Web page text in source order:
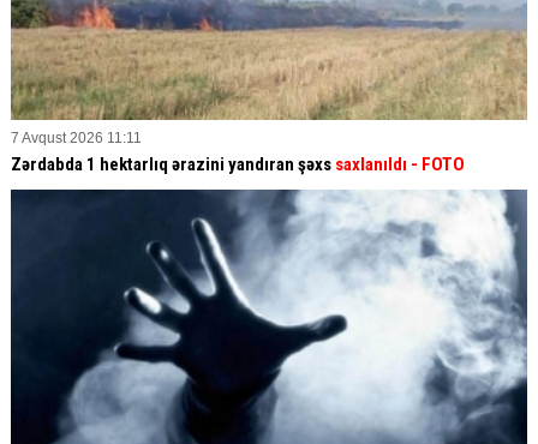
7 Avqust 2026 11:11
Zərdabda 1 hektarlıq ərazini yandıran şəxs saxlanıldı - FOTO